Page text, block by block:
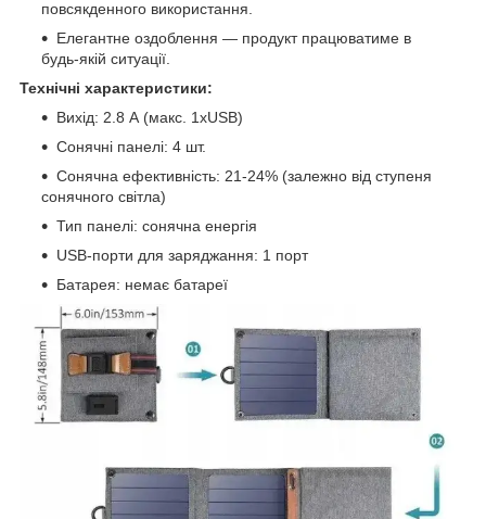
повсякденного використання.
Елегантне оздоблення — продукт працюватиме в
будь-якій ситуації.
Технічні характеристики:
Вихід: 2.8 А (макс. 1хUSB)
Сонячні панелі: 4 шт.
Сонячна ефективність: 21-24% (залежно від ступеня
сонячного світла)
Тип панелі: сонячна енергія
USB-порти для заряджання: 1 порт
Батарея: немає батареї